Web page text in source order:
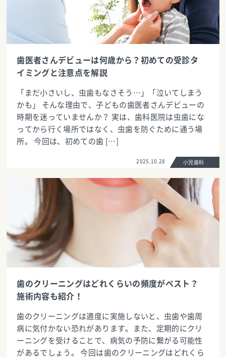
歯医者さんデビューは何歳から？初めての受診タ
イミングと注意点を解説
「まだ小さいし、虫歯もなさそう…」「泣いてしまう
かも」 そんな理由で、子どもの歯医者さんデビューの
時期を迷っていませんか？ 実は、歯科医院は虫歯にな
ってから行く場所ではなく、虫歯を防ぐために通う場
所。 今回は、初めての歯 […]
2025.10.28 小児歯科
歯のクリーニングはどれくらいの頻度がベスト？
施術内容も紹介！
歯のクリーニングは適度に実施しないと、虫歯や歯周
病に気付かない恐れがあります。また、定期的にクリ
ーニングを受けることで、病気の予防に繋がる可能性
があるでしょう。 今回は歯のクリーニングはどれくら